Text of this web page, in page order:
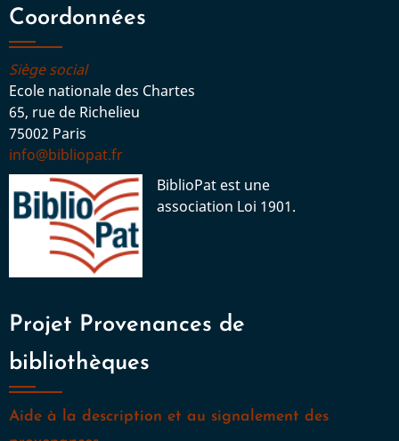
Coordonnées
Siège social
Ecole nationale des Chartes
65, rue de Richelieu
75002 Paris
info@bibliopat.fr
BiblioPat est une
association Loi 1901.
Projet Provenances de
bibliothèques
Aide à la description et au signalement des